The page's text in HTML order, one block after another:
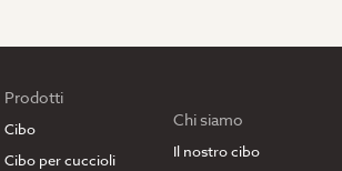
Prodotti
Cibo
Cibo per cuccioli
Chi siamo
Il nostro cibo